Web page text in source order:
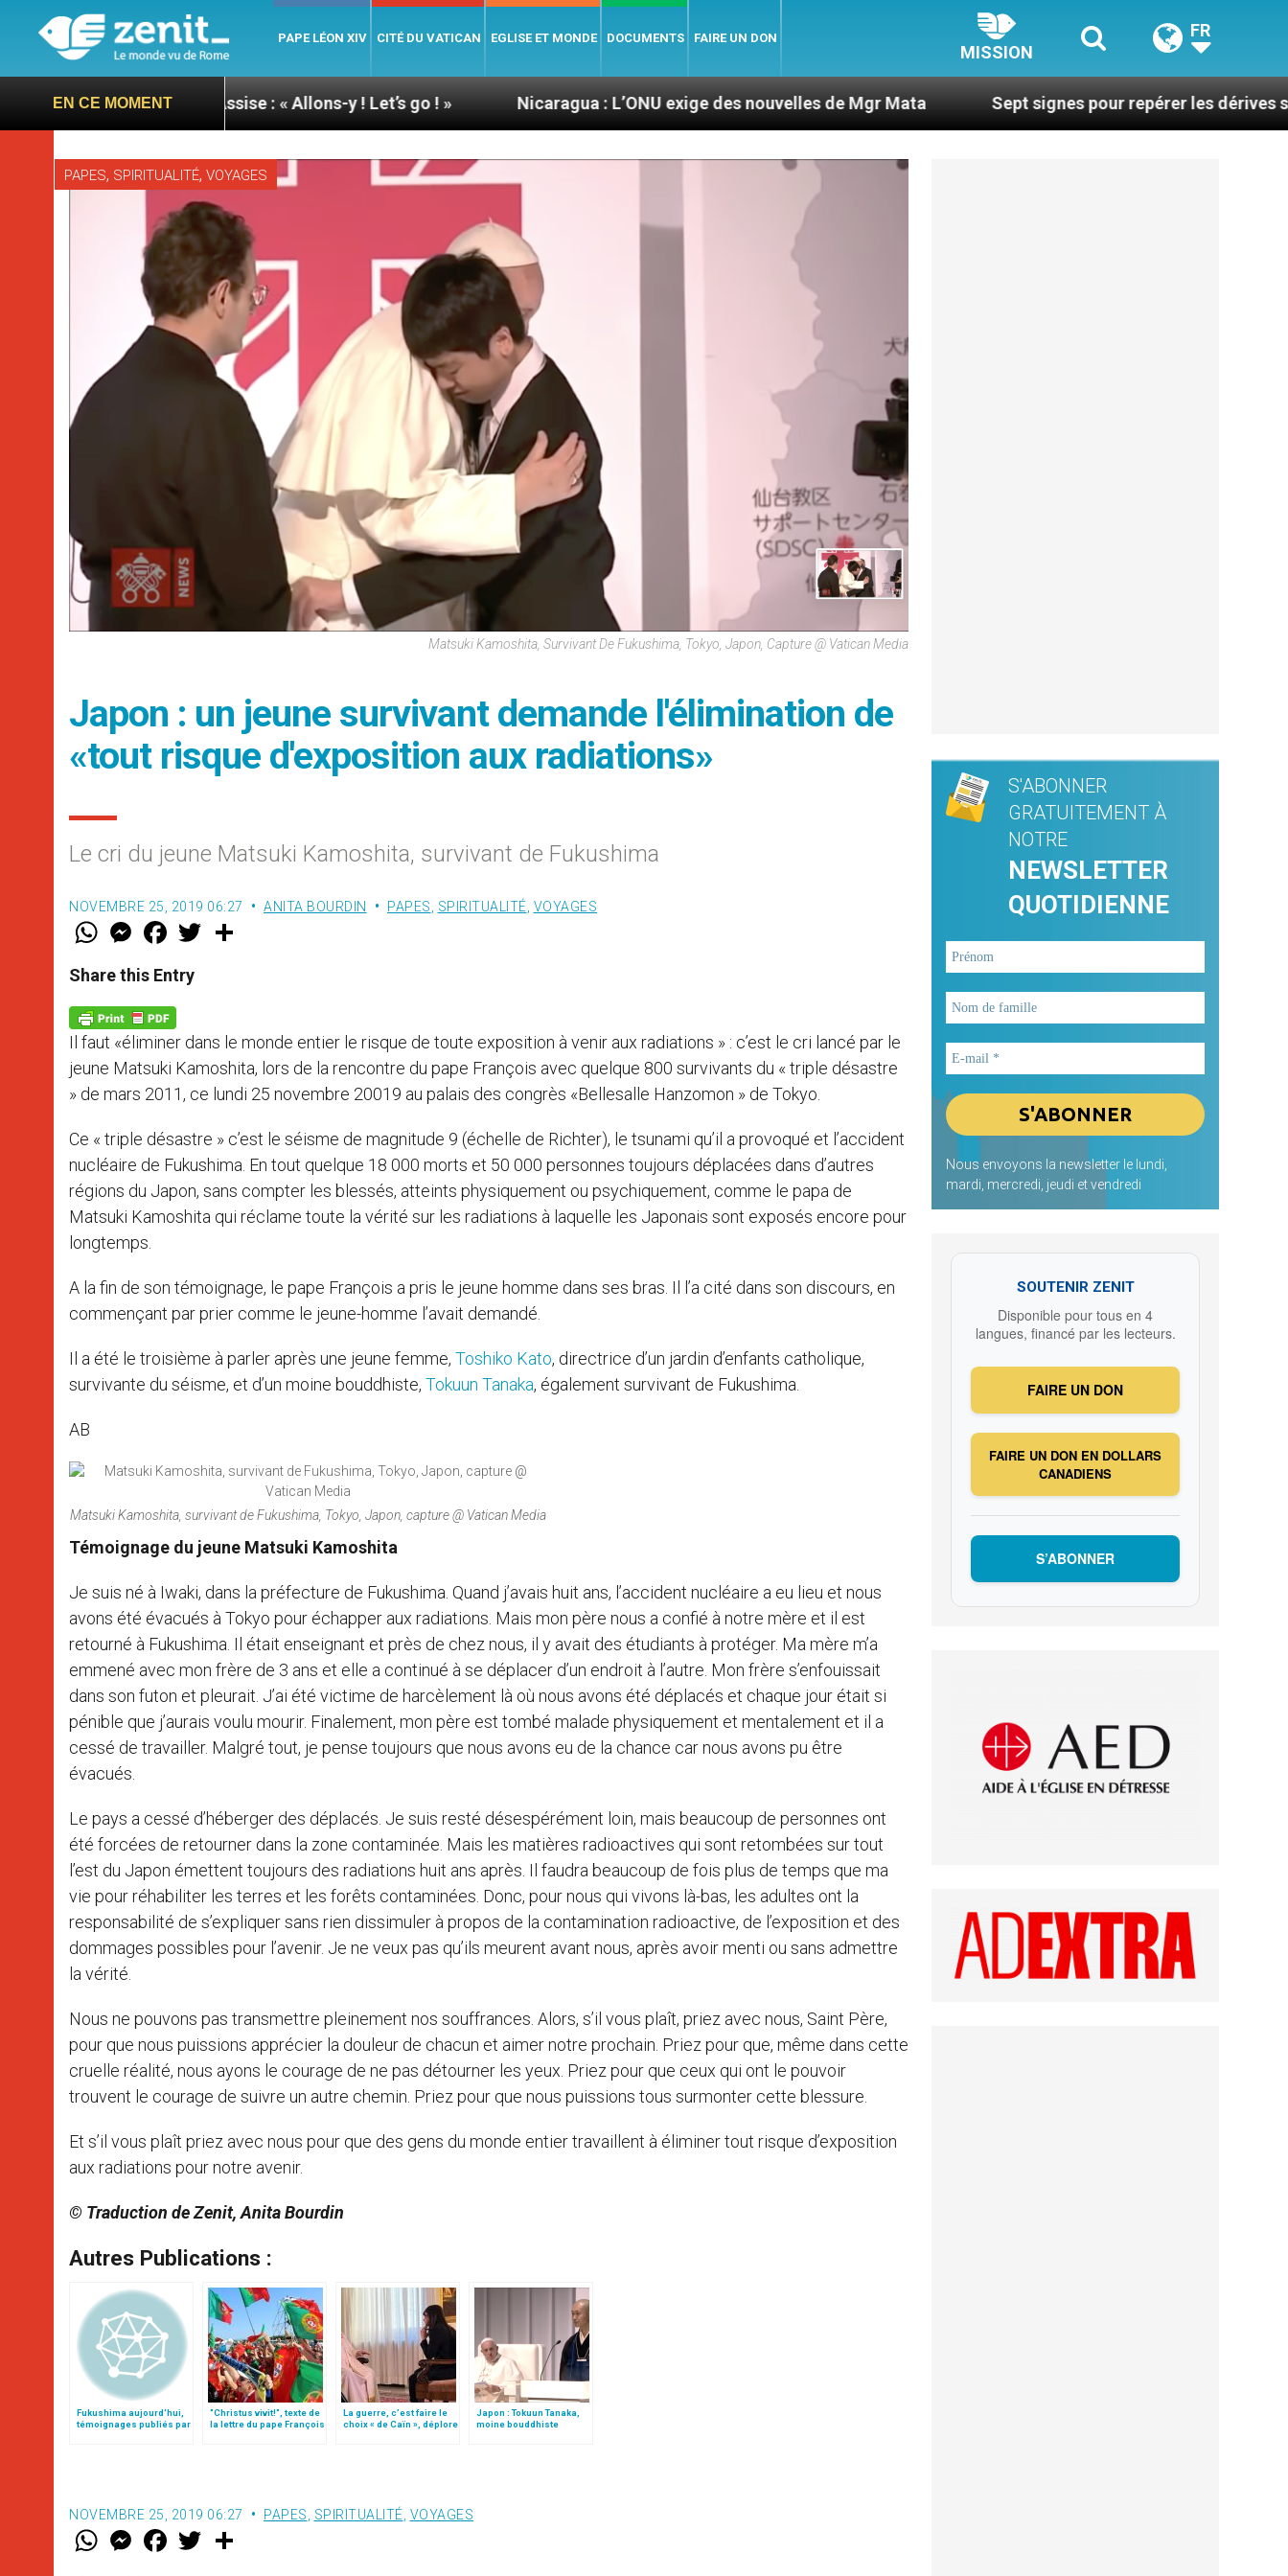
PAPE LÉON XIV CITÉ DU VATICAN EGLISE ET MONDE DOCUMENTS FAIRE UN DON
MISSION
FR
EN CE MOMENT
du pape à Assise : « Allons-y ! Let’s go ! » Nicaragua : L’ONU exige des nouvelles de Mgr Mata Sept signes pour repérer les dérives sectaires du
PAPES, SPIRITUALITÉ, VOYAGES
Matsuki Kamoshita, Survivant De Fukushima, Tokyo, Japon, Capture @ Vatican Media
Japon : un jeune survivant demande l'élimination de
«tout risque d'exposition aux radiations»
Le cri du jeune Matsuki Kamoshita, survivant de Fukushima
NOVEMBRE 25, 2019 06:27 ANITA BOURDIN PAPES SPIRITUALITÉ VOYAGES
W
t
s
p
p
M
e
s
e
g
e
r
F
a
e
b
o
k
w
Share this Entry
Il faut «éliminer dans le monde entier le risque de toute exposition à venir aux radiations » : c’est le cri lancé par le
jeune Matsuki Kamoshita, lors de la rencontre du pape François avec quelque 800 survivants du « triple désastre
» de mars 2011, ce lundi 25 novembre 20019 au palais des congrès «Bellesalle Hanzomon » de Tokyo.
Ce « triple désastre » c’est le séisme de magnitude 9 (échelle de Richter), le tsunami qu’il a provoqué et l’accident
nucléaire de Fukushima. En tout quelque 18 000 morts et 50 000 personnes toujours déplacées dans d’autres
régions du Japon, sans compter les blessés, atteints physiquement ou psychiquement, comme le papa de
Matsuki Kamoshita qui réclame toute la vérité sur les radiations à laquelle les Japonais sont exposés encore pour
longtemps.
A la fin de son témoignage, le pape François a pris le jeune homme dans ses bras. Il l’a cité dans son discours, en
commençant par prier comme le jeune-homme l’avait demandé.
Il a été le troisième à parler après une jeune femme, Toshiko Kato, directrice d’un jardin d’enfants catholique,
survivante du séisme, et d’un moine bouddhiste, Tokuun Tanaka, également survivant de Fukushima.
AB
Matsuki Kamoshita, survivant de Fukushima, Tokyo, Japon, capture @ Vatican Media
Témoignage du jeune Matsuki Kamoshita
Je suis né à Iwaki, dans la préfecture de Fukushima. Quand j’avais huit ans, l’accident nucléaire a eu lieu et nous
avons été évacués à Tokyo pour échapper aux radiations. Mais mon père nous a confié à notre mère et il est
retourné à Fukushima. Il était enseignant et près de chez nous, il y avait des étudiants à protéger. Ma mère m’a
emmené avec mon frère de 3 ans et elle a continué à se déplacer d’un endroit à l’autre. Mon frère s’enfouissait
dans son futon et pleurait. J’ai été victime de harcèlement là où nous avons été déplacés et chaque jour était si
pénible que j’aurais voulu mourir. Finalement, mon père est tombé malade physiquement et mentalement et il a
cessé de travailler. Malgré tout, je pense toujours que nous avons eu de la chance car nous avons pu être
évacués.
Le pays a cessé d’héberger des déplacés. Je suis resté désespérément loin, mais beaucoup de personnes ont
été forcées de retourner dans la zone contaminée. Mais les matières radioactives qui sont retombées sur tout
l’est du Japon émettent toujours des radiations huit ans après. Il faudra beaucoup de fois plus de temps que ma
vie pour réhabiliter les terres et les forêts contaminées. Donc, pour nous qui vivons là-bas, les adultes ont la
responsabilité de s’expliquer sans rien dissimuler à propos de la contamination radioactive, de l’exposition et des
dommages possibles pour l’avenir. Je ne veux pas qu’ils meurent avant nous, après avoir menti ou sans admettre
la vérité.
Nous ne pouvons pas transmettre pleinement nos souffrances. Alors, s’il vous plaît, priez avec nous, Saint Père,
pour que nous puissions apprécier la douleur de chacun et aimer notre prochain. Priez pour que, même dans cette
cruelle réalité, nous ayons le courage de ne pas détourner les yeux. Priez pour que ceux qui ont le pouvoir
trouvent le courage de suivre un autre chemin. Priez pour que nous puissions tous surmonter cette blessure.
Et s’il vous plaît priez avec nous pour que des gens du monde entier travaillent à éliminer tout risque d’exposition
aux radiations pour notre avenir.
© Traduction de Zenit, Anita Bourdin
Autres Publications :
Fukushima aujourd'hui,
témoignages publiés par
"Christus vivit!", texte de
la lettre du pape François
La guerre, c’est faire le
choix « de Caïn », déplore
Japon : Tokuun Tanaka,
moine bouddhiste
NOVEMBRE 25, 2019 06:27 PAPES SPIRITUALITÉ VOYAGES
W M
e
F
a w
S'ABONNER
GRATUITEMENT À
NOTRE
NEWSLETTER
QUOTIDIENNE
Nous envoyons la newsletter le lundi,
mardi, mercredi, jeudi et vendredi
SOUTENIR ZENIT
Disponible pour tous en 4
langues, financé par les lecteurs.
FAIRE UN DON
FAIRE UN DON EN DOLLARS
CANADIENS
S’ABONNER